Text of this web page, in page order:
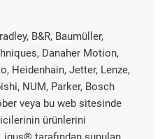
B&R, Baumüller,
Danaher Motion,
Heidenhain, Jetter, Lenze,
NUM, Parker, Bosch
veya bu web sitesinde
ürünlerini